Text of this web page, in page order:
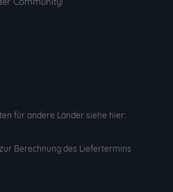
für andere Länder siehe hier:
Berechnung des Liefertermins